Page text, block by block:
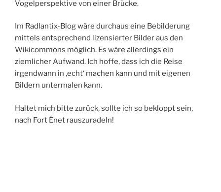
Vogelperspektive von einer Brücke.
Im Radlantix-Blog wäre durchaus eine Bebilderung
mittels entsprechend lizensierter Bilder aus den
Wikicommons möglich. Es wäre allerdings ein
ziemlicher Aufwand. Ich hoffe, dass ich die Reise
irgendwann in ‚echt‘ machen kann und mit eigenen
Bildern untermalen kann.
Haltet mich bitte zurück, sollte ich so bekloppt sein,
nach Fort Énet rauszuradeln!